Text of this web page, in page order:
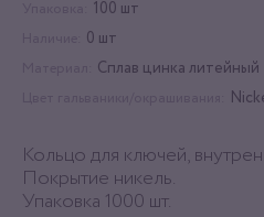
100 шт
0 шт
Сплав цинка
Кольцо для ключей,
Покрытие никель.
Упаковка 1000 шт.